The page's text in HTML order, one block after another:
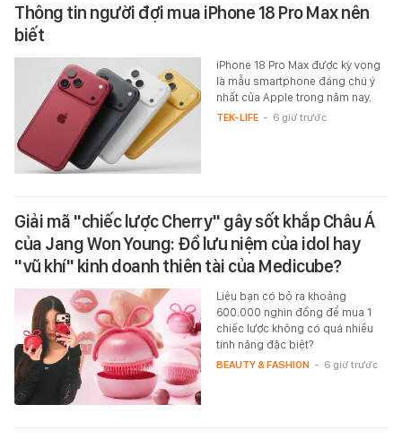
Thông tin người đợi mua iPhone 18 Pro Max nên
biết
iPhone 18 Pro Max được kỳ vọng
là mẫu smartphone đáng chú ý
nhất của Apple trong năm nay.
TEK-LIFE - 6 giờ trước
Giải mã "chiếc lược Cherry" gây sốt khắp Châu Á
của Jang Won Young: Đồ lưu niệm của idol hay
"vũ khí" kinh doanh thiên tài của Medicube?
Liệu bạn có bỏ ra khoảng
600.000 nghìn đồng để mua 1
chiếc lược không có quá nhiều
tính năng đặc biệt?
BEAUTY & FASHION - 6 giờ trước